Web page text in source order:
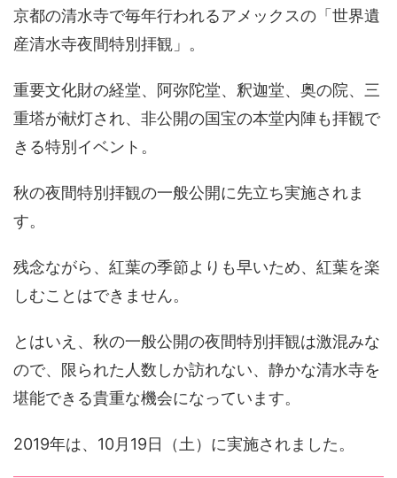
京都の清水寺で毎年行われるアメックスの「世界遺
産清水寺夜間特別拝観」。
重要文化財の経堂、阿弥陀堂、釈迦堂、奥の院、三
重塔が献灯され、非公開の国宝の本堂内陣も拝観で
きる特別イベント。
秋の夜間特別拝観の一般公開に先立ち実施されま
す。
残念ながら、紅葉の季節よりも早いため、紅葉を楽
しむことはできません。
とはいえ、秋の一般公開の夜間特別拝観は激混みな
ので、限られた人数しか訪れない、静かな清水寺を
堪能できる貴重な機会になっています。
2019年は、10月19日（土）に実施されました。